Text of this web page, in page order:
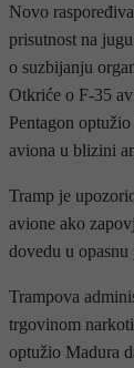
Novo
prisutnost na
o suzbijanju
Otkriće o F-35
Pentagon
aviona u blizini
Tramp je
avione ako
dovedu u
Trampova
trgovinom
optužio Madura